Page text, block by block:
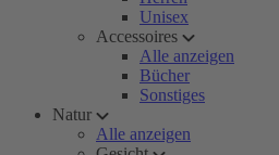
Unisex
Accessoires
Alle anzeigen
Bücher
Sonstiges
Natur
Alle anzeigen